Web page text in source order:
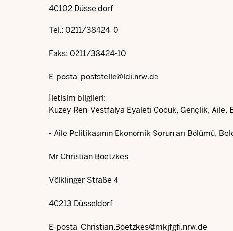
40102 Düsseldorf
Tel.: 0211/38424-0
Faks: 0211/38424-10
E-posta: poststelle@ldi.nrw.de
İletişim bilgileri:
Kuzey Ren-Vestfalya Eyaleti Çocuk, Gençlik, Aile,
- Aile Politikasının Ekonomik Sorunları Bölümü,
Mr Christian Boetzkes
Völklinger Straße 4
40213 Düsseldorf
E-posta: Christian.Boetzkes@mkjfgfi.nrw.de